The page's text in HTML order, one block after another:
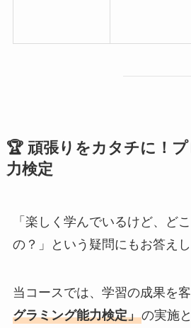
🏆 頑張りをカタチに！
力検定
「楽しく学んでいるけど、ど
の？」という疑問にもお答えし
当コースでは、学習の成果を
グラミング能力検定」の実施